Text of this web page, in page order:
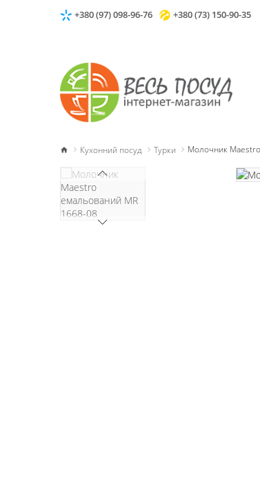
+380 (97) 098-96-76 +380 (73) 150-90-35
Кухонний посуд Турки Молочник